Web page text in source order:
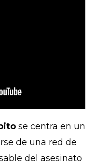
se centra en un
de una red de
del asesinato